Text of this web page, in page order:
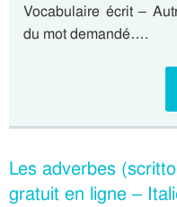
Vocabulaire écrit –
du mot demandé….
Les adverbes
gratuit en ligne –